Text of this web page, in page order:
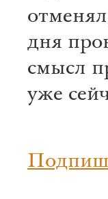
дня
смысл
уже